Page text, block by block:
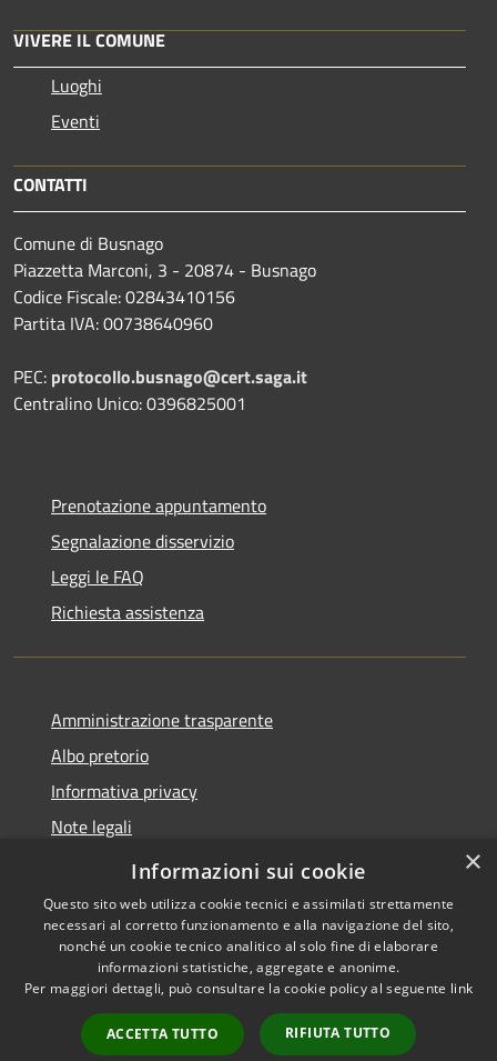
VIVERE IL COMUNE
Luoghi
Eventi
CONTATTI
Comune di Busnago
Piazzetta Marconi, 3 - 20874 - Busnago
Codice Fiscale: 02843410156
Partita IVA: 00738640960
PEC: protocollo.busnago@cert.saga.it
Centralino Unico: 0396825001
Prenotazione appuntamento
Segnalazione disservizio
Leggi le FAQ
Richiesta assistenza
Amministrazione trasparente
Albo pretorio
Informativa privacy
Note legali
Dichiarazione di accessibilità
Accessibilità
Copyright © 2026 • Comune di
Busnago • Powered by
Municipium•
Accesso
redazione
×
Informazioni sui cookie
Questo sito web utilizza cookie tecnici e assimilati strettamente
necessari al corretto funzionamento e alla navigazione del sito,
nonché un cookie tecnico analitico al solo fine di elaborare
informazioni statistiche, aggregate e anonime.
Per maggiori dettagli, può consultare la cookie policy al seguente link
ACCETTA TUTTO RIFIUTA TUTTO